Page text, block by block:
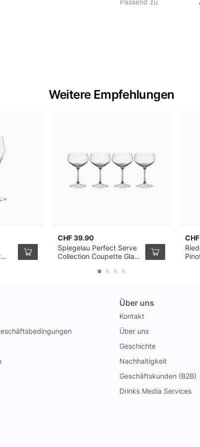
Passend zu
Weitere Empfehlungen
CHF 39.90
Spiegelau Perfect Serve
Collection Coupette Glas,
Über uns
Kontakt
Über uns
Geschichte
Nachhaltigkeit
Geschäftskunden (B2B)
Drinks Media Services